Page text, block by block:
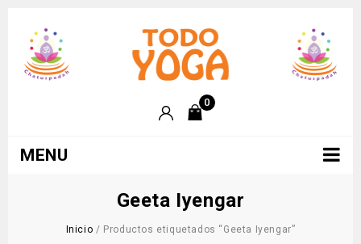
0
MENU
Geeta Iyengar
Inicio / Productos etiquetados “Geeta Iyengar”